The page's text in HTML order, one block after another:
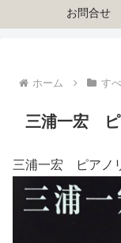
お問合せ
ホーム す
三浦一宏 ピ
三浦一宏 ピアノ